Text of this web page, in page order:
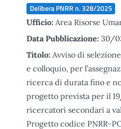
Delibera PNRR n. 328/2025
Ufficio: Area Risorse
Data Pubblicazione: 30/
Titolo: Avviso di
e colloquio, per
ricerca di durata fino e
progetto prevista per il
ricercatori secondari a
Progetto codice PNRR-